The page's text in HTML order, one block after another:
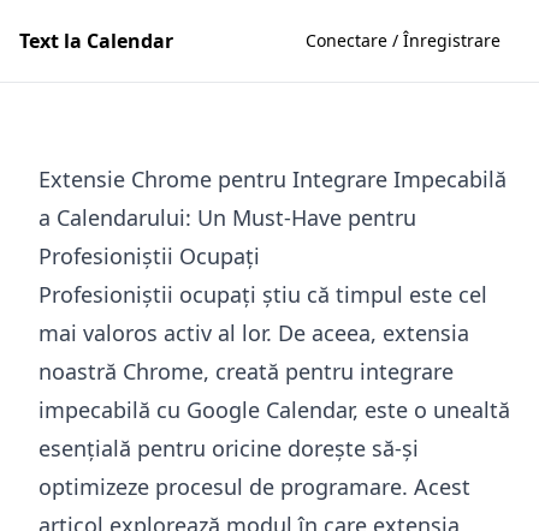
Text la Calendar Conectare / Înregistrare
Extensie Chrome pentru Integrare Impecabilă
a Calendarului: Un Must-Have pentru
Profesioniștii Ocupați
Profesioniștii ocupați știu că timpul este cel
mai valoros activ al lor. De aceea, extensia
noastră Chrome, creată pentru integrare
impecabilă cu Google Calendar, este o unealtă
esențială pentru oricine dorește să-și
optimizeze procesul de programare. Acest
articol explorează modul în care extensia